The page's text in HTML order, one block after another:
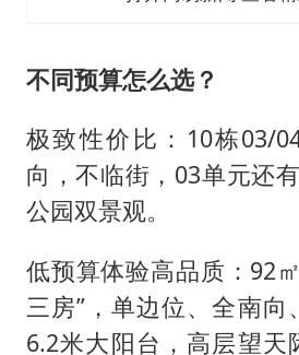
不同预算怎么选？
极致性价比：10栋03/
向，不临街，03单元还
公园双景观。
低预算体验高品质：92
三房”，单边位、全南向
6.2米大阳台，高层望